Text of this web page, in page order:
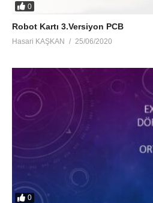
0
Robot Kartı 3.Versiyon PCB
Hasari KAŞKAN 25/06/2020
0